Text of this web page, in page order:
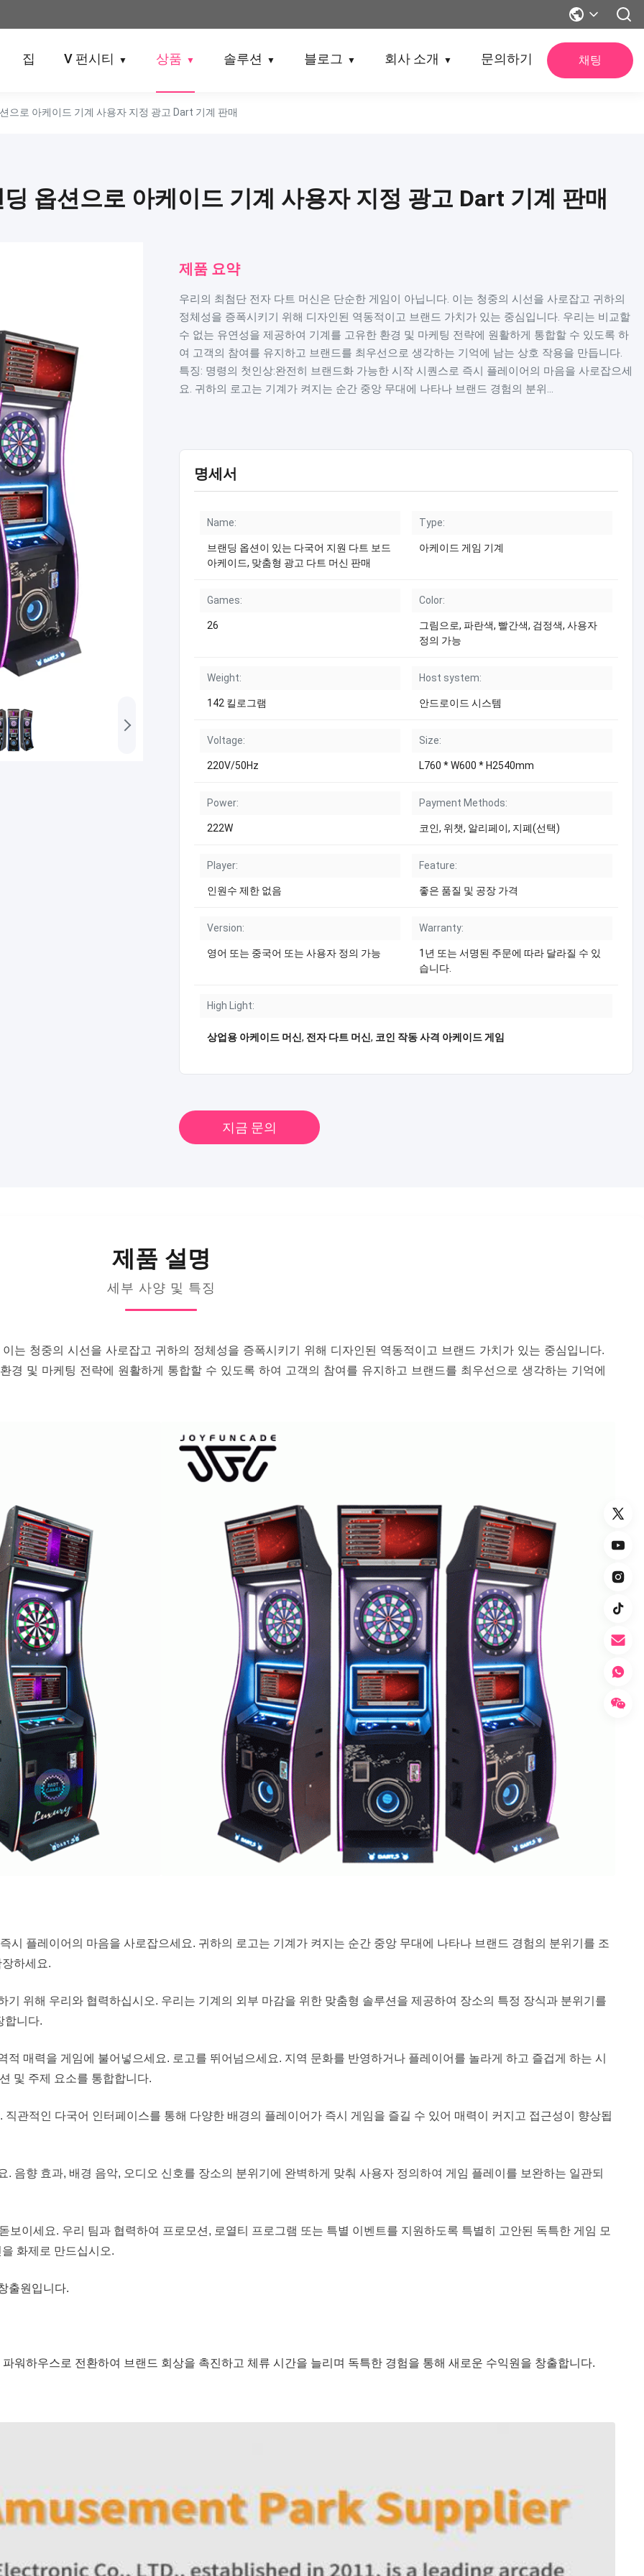
집 V 펀시티 ▼ 상품 ▼ 솔루션 ▼ 블로그 ▼ 회사 소개 ▼ 문의하기 채팅
으로 아케이드 기계 사용자 지정 광고 Dart 기계 판매
옵션으로 아케이드 기계 사용자 지정 광고 Dart 기계 판매
제품 요약
우리의 최첨단 전자 다트 머신은 단순한 게임이 아닙니다. 이는 청중의 시선을 사로잡고 귀하의
정체성을 증폭시키기 위해 디자인된 역동적이고 브랜드 가치가 있는 중심입니다. 우리는 비교할
수 없는 유연성을 제공하여 기계를 고유한 환경 및 마케팅 전략에 원활하게 통합할 수 있도록 하
여 고객의 참여를 유지하고 브랜드를 최우선으로 생각하는 기억에 남는 상호 작용을 만듭니다.
특징: 명령의 첫인상:완전히 브랜드화 가능한 시작 시퀀스로 즉시 플레이어의 마음을 사로잡으세
요. 귀하의 로고는 기계가 켜지는 순간 중앙 무대에 나타나 브랜드 경험의 분위...
명세서
Name:
브랜딩 옵션이 있는 다국어 지원 다트 보드
아케이드, 맞춤형 광고 다트 머신 판매
Type:
아케이드 게임 기계
Games:
26
Color:
그림으로, 파란색, 빨간색, 검정색, 사용자
정의 가능
Weight:
142 킬로그램
Host system:
안드로이드 시스템
Voltage:
220V/50Hz
Size:
L760 * W600 * H2540mm
Power:
222W
Payment Methods:
코인, 위챗, 알리페이, 지폐(선택)
Player:
인원수 제한 없음
Feature:
좋은 품질 및 공장 가격
Version:
영어 또는 중국어 또는 사용자 정의 가능
Warranty:
1년 또는 서명된 주문에 따라 달라질 수 있
습니다.
High Light:
상업용 아케이드 머신 , 전자 다트 머신 , 코인 작동 사격 아케이드 게임
지금 문의
제품 설명
세부 사양 및 특징
는 청중의 시선을 사로잡고 귀하의 정체성을 증폭시키기 위해 디자인된 역동적이고 브랜드 가치가 있는 중심입니다.
경 및 마케팅 전략에 원활하게 통합할 수 있도록 하여 고객의 참여를 유지하고 브랜드를 최우선으로 생각하는 기억에
시 플레이어의 마음을 사로잡으세요. 귀하의 로고는 기계가 켜지는 순간 중앙 무대에 나타나 브랜드 경험의 분위기를 조
하세요.
기 위해 우리와 협력하십시오. 우리는 기계의 외부 마감을 위한 맞춤형 솔루션을 제공하여 장소의 특정 장식과 분위기를
합니다.
적 매력을 게임에 불어넣으세요. 로고를 뛰어넘으세요. 지역 문화를 반영하거나 플레이어를 놀라게 하고 즐겁게 하는 시
및 주제 요소를 통합합니다.
관적인 다국어 인터페이스를 통해 다양한 배경의 플레이어가 즉시 게임을 즐길 수 있어 매력이 커지고 접근성이 향상됩
. 음향 효과, 배경 음악, 오디오 신호를 장소의 분위기에 완벽하게 맞춰 사용자 정의하여 게임 플레이를 보완하는 일관되
보이세요. 우리 팀과 협력하여 프로모션, 로열티 프로그램 또는 특별 이벤트를 지원하도록 특별히 고안된 독특한 게임 모
화제로 만드십시오.
출원입니다.
워하우스로 전환하여 브랜드 회상을 촉진하고 체류 시간을 늘리며 독특한 경험을 통해 새로운 수익원을 창출합니다.